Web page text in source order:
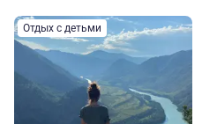
Отдых с детьми